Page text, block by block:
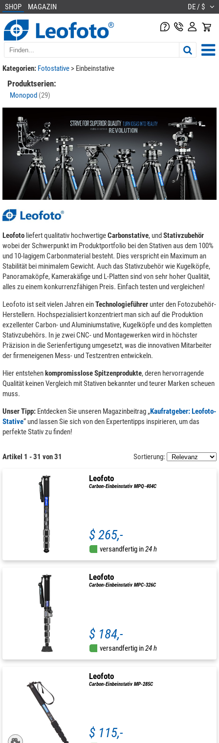
SHOP MAGAZIN DE / $
Kategorien: Fotostative > Einbeinstative
Produktserien:
Monopod (29)
Leofoto liefert qualitativ hochwertigeCarbonstative, undStativzubehör
wobei der Schwerpunkt im Produktportfolio bei den Stativen aus dem 100%
und 10-lagigem Carbonmaterial besteht. Dies verspricht ein Maximum an
Stabilität bei minimalem Gewicht. Auch das Stativzubehör wie Kugelköpfe,
Panoramaköpfe, Kamerakäfige und L-Platten sind von sehr hoher Qualität,
alles zu einem konkurrenzfähigen Preis. Einfach testen und vergleichen!
Leofoto ist seit vielen Jahren einTechnologieführer unter den Fotozubehör-
Herstellern. Hochspezialisiert konzentriert man sich auf die Produktion
exzellenter Carbon- und Aluminiumstative, Kugelköpfe und des kompletten
Stativzubehörs. In je zwei CNC- und Montagewerken wird in höchster
Präzision in die Serienfertigung umgesetzt, was die innovativen Mitarbeiter
der firmeneigenen Mess- und Testzentren entwickeln.
Hier entstehenkompromisslose Spitzenprodukte, deren hervorragende
Qualität keinen Vergleich mit Stativen bekannter und teurer Marken scheuen
muss.
Unser Tipp: Entdecken Sie unseren Magazinbeitrag „Kaufratgeber: Leofoto-
Stative“ und lassen Sie sich von den Expertentipps inspirieren, um das
perfekte Stativ zu finden!
Artikel 1 - 31 von 31 Sortierung:
Leofoto
Carbon-Einbeinstativ MPQ-404C
$ 265,-
versandfertig in24 h
Leofoto
Carbon-Einbeinstativ MPC-326C
$ 184,-
versandfertig in24 h
Leofoto
Carbon-Einbeinstativ MP-285C
$ 115,-